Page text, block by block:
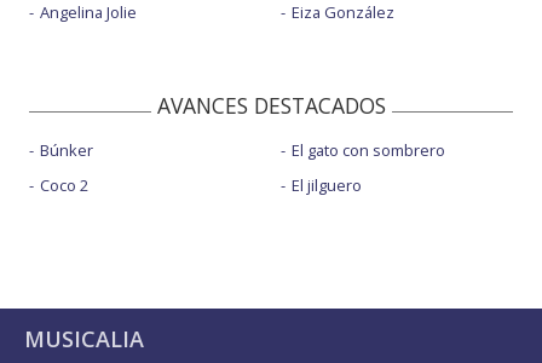
Angelina Jolie
Eiza González
AVANCES DESTACADOS
Búnker
Coco 2
El gato con sombrero
El jilguero
MUSICALIA